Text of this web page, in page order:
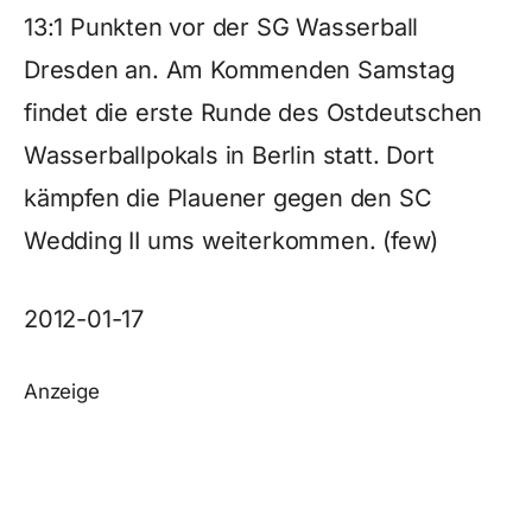
13:1 Punkten vor der SG Wasserball
Dresden an. Am Kommenden Samstag
findet die erste Runde des Ostdeutschen
Wasserballpokals in Berlin statt. Dort
kämpfen die Plauener gegen den SC
Wedding II ums weiterkommen. (few)
2012-01-17
Anzeige